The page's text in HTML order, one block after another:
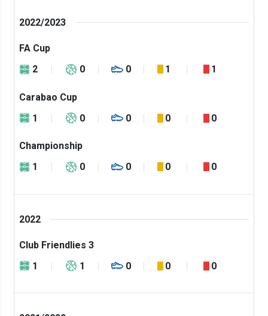
2022/2023
FA Cup
2
0 0 1 1
Carabao Cup
1
0 0 0 0
Championship
1
0 0 0 0
2022
Club Friendlies 3
1
1 0 0 0